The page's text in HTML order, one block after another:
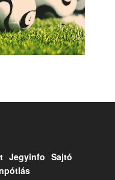
Jegyinfo Sajtó